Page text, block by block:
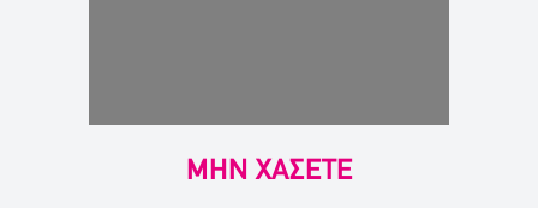
ΜΗΝ ΧΑΣΕΤΕ